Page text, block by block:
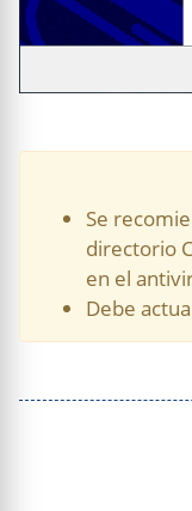
Se
directorio
en el
Debe